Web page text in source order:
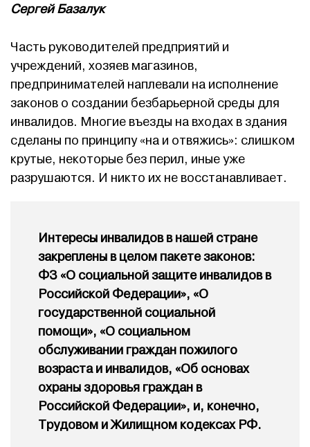
Сергей Базалук
Часть руководителей предприятий и
учреждений, хозяев магазинов,
предпринимателей наплевали на исполнение
законов о создании безбарьерной среды для
инвалидов. Многие въезды на входах в здания
сделаны по принципу «на и отвяжись»: слишком
крутые, некоторые без перил, иные уже
разрушаются. И никто их не восстанавливает.
Интересы инвалидов в нашей стране
закреплены в целом пакете законов:
ФЗ «О социальной защите инвалидов в
Российской Федерации», «О
государственной социальной
помощи», «О социальном
обслуживании граждан пожилого
возраста и инвалидов, «Об основах
охраны здоровья граждан в
Российской Федерации», и, конечно,
Трудовом и Жилищном кодексах РФ.